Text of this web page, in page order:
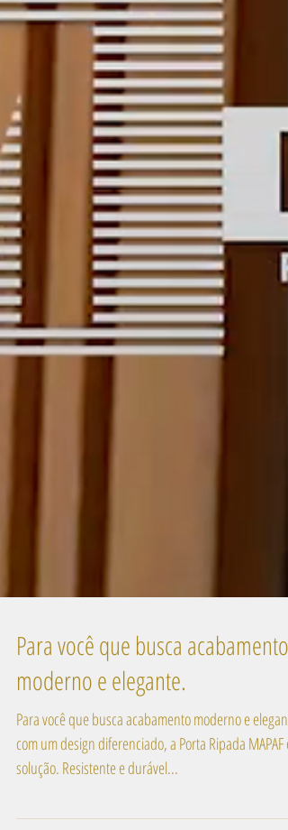
Para você que busca acabamento
moderno e elegante.
Para você que busca acabamento moderno e elegante